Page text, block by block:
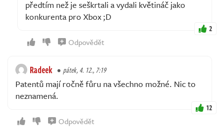
předtím než je seškrtali a vydali květináč jako
konkurenta pro Xbox ;D
2
Odpovědět
Radeek pátek, 4. 12., 7:19
Patentů mají ročně fůru na všechno možné. Nic to
neznamená.
12
Odpovědět